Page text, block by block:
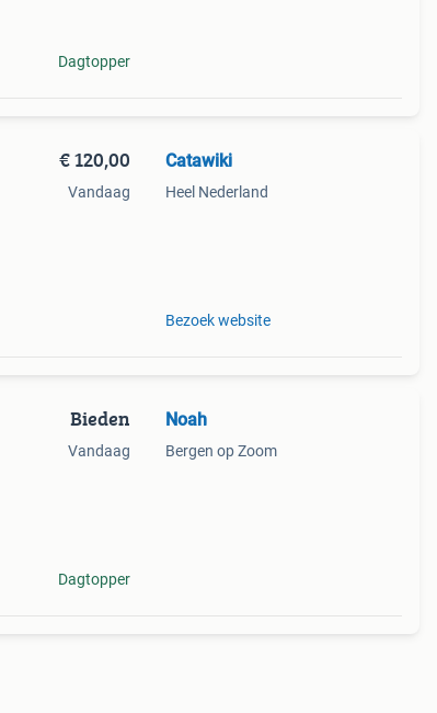
Dagtopper
€ 120,00
Vandaag
Catawiki
Heel Nederland
Bezoek website
Bieden
Vandaag
Dagtopper
Noah
Bergen op Zoom